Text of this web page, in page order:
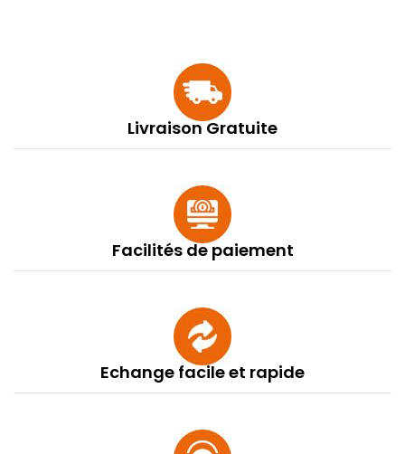
Livraison Gratuite
Facilités de paiement
Echange facile et rapide